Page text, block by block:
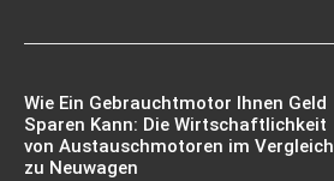
Wie Ein Gebrauchtmotor Ihnen Geld
Sparen Kann: Die Wirtschaftlichkeit
von Austauschmotoren im Vergleich
zu Neuwagen